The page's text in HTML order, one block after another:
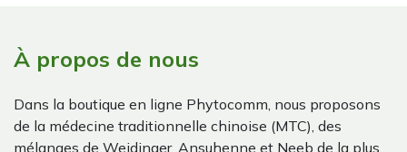
À propos de nous
Dans la boutique en ligne Phytocomm, nous proposons
de la médecine traditionnelle chinoise (MTC), des
mélanges de Weidinger, Ansuhenne et Neeb de la plus